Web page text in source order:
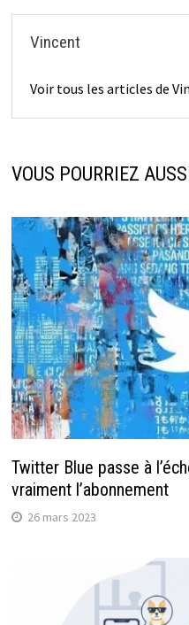
Vincent
Voir tous les articles de
VOUS POURRIEZ
Twitter Blue passe à
vraiment l’abonnement
26 mars 2023